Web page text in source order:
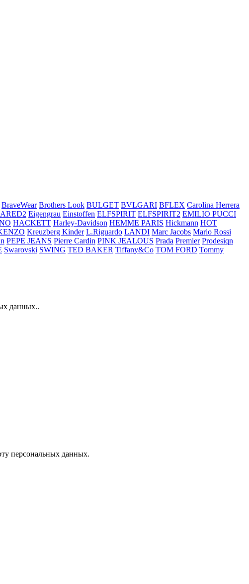
BraveWear Brothers Look BULGET BVLGARI BFLEX Carolina Herrera
Eigengrau Einstoffen ELFSPIRIT ELFSPIRIT2 EMILIO PUCCI
HACKETT Harley-Davidson HEMME PARIS Hickmann HOT
Kreuzberg Kinder L.Riguardo LANDI Marc Jacobs Mario Rossi
PEPE JEANS Pierre Cardin PINK JEALOUS Prada Premier Prodesiqn
Swarovski SWING TED BAKER Tiffany&Co TOM FORD Tommy
данных..
персональных данных.